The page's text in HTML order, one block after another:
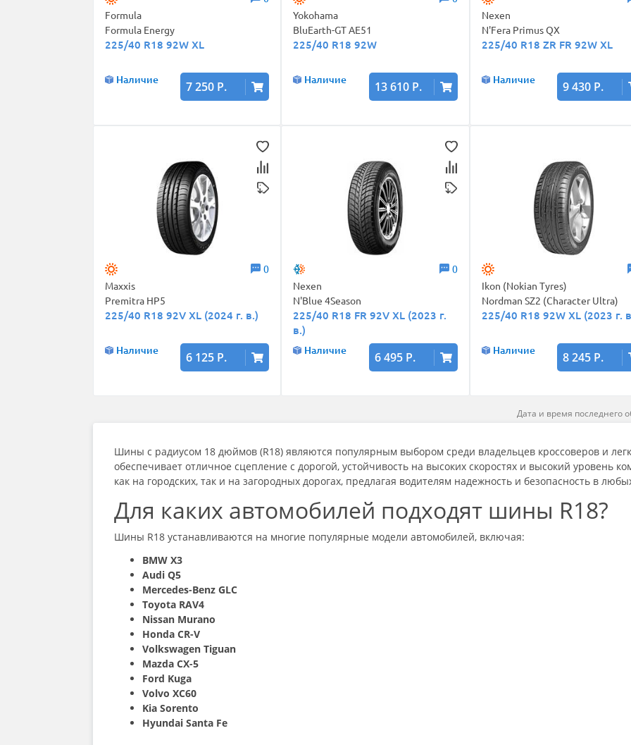
Formula
Formula Energy
225/40 R18 92W XL
Наличие 7 250 Р.
Yokohama
BluEarth-GT AE51
225/40 R18 92W
Наличие 13 610 Р.
Nexen
N'Fera Primus QX
225/40 R18 ZR FR 92W XL
Наличие 9 430 Р.
0
Maxxis
Premitra HP5
225/40 R18 92V XL (2024 г. в.)
Наличие 6 125 Р.
0
Nexen
N'Blue 4Season
225/40 R18 FR 92V XL (2023 г.
в.)
Наличие 6 495 Р.
Ikon (Nokian Tyres)
Nordman SZ2 (Character Ultra)
225/40 R18 92W XL (2023 г.
Наличие 8 245 Р.
Дата и время последнего
Шины с радиусом 18 дюймов (R18) являются популярным выбором среди владельцев кроссоверов и
обеспечивает отличное сцепление с дорогой, устойчивость на высоких скоростях и высокий уровень
как на городских, так и на загородных дорогах, предлагая водителям надежность и безопасность в
Для каких автомобилей подходят шины R18?
Шины R18 устанавливаются на многие популярные модели автомобилей, включая:
BMW X3
Audi Q5
Mercedes-Benz GLC
Toyota RAV4
Nissan Murano
Honda CR-V
Volkswagen Tiguan
Mazda CX-5
Ford Kuga
Volvo XC60
Kia Sorento
Hyundai Santa Fe